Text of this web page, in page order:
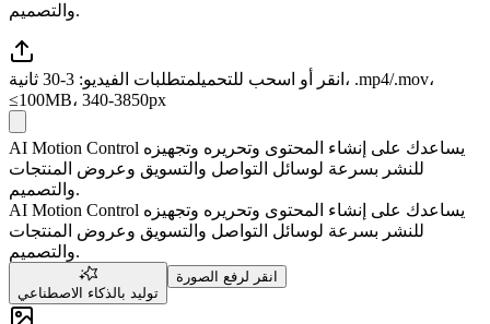
والتصميم.
انقر أو اسحب للتحميل
متطلبات الفيديو: 3-30 ثانية، .mp4/.mov،
≤100MB، 340-3850px
AI Motion Control يساعدك على إنشاء المحتوى وتحريره وتجهيزه
للنشر بسرعة لوسائل التواصل والتسويق وعروض المنتجات
والتصميم.
AI Motion Control يساعدك على إنشاء المحتوى وتحريره وتجهيزه
للنشر بسرعة لوسائل التواصل والتسويق وعروض المنتجات
والتصميم.
توليد بالذكاء الاصطناعي
انقر لرفع الصورة